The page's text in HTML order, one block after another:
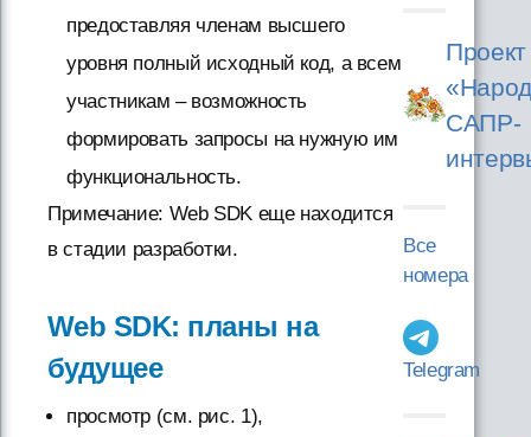
предоставляя членам высшего
уровня полный исходный код, а всем
участникам – возможность
формировать запросы на нужную им
функциональность.
Примечание: Web SDK еще находится
в стадии разработки.
Web SDK: планы на
будущее
просмотр (см. рис. 1),
Проект
САПР-
Все
номера
Telegram